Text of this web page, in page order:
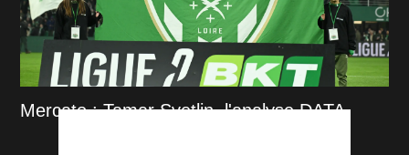
Mercato : Tamar Svetlin, l'analyse DATA